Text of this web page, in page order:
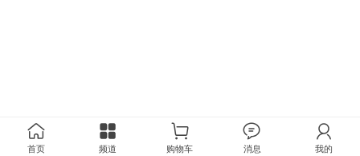
首页 频道 购物车 消息 我的